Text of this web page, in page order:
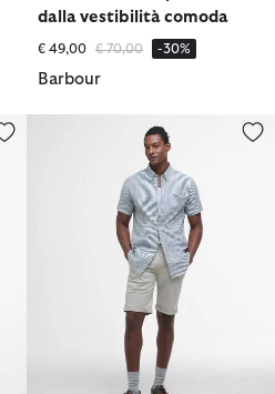
dalla vestibilità comoda
€ 49,00 Prezzo ridotto da
€ 70,00a -30%
Barbour
Shorts chino eleganti